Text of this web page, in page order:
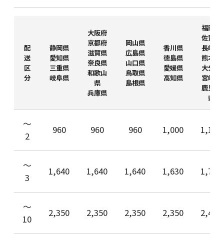
配
送
区
分
静岡県
愛知県
三重県
岐阜県
大阪府
京都府
滋賀県
奈良県
和歌山
県
兵庫県
岡山県
広島県
山口県
鳥取県
島根県
香川県
徳島県
愛媛県
高知県
福岡県
佐賀県
長崎県
熊本県
大分県
宮崎県
鹿児島
県
〜
2
960 960 960 1,000 1,100
〜
3
1,640 1,640 1,640 1,630 1,750
〜
10
2,350 2,350 2,350 2,350 2,450